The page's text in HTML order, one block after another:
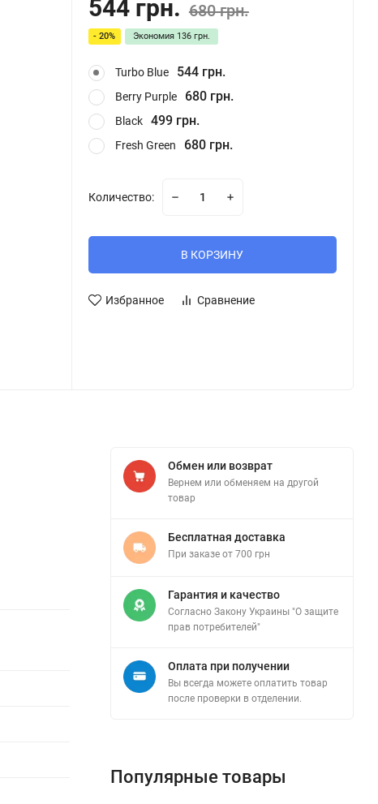
544 грн. 680 грн.
- 20% Экономия 136 грн.
Turbo Blue 544 грн.
Berry Purple 680 грн.
Black 499 грн.
Fresh Green 680 грн.
Количество:
В КОРЗИНУ
Избранное Сравнение
Обмен или возврат
Вернем или обменяем на другой
товар
Бесплатная доставка
При заказе от 700 грн
Гарантия и качество
Согласно Закону Украины "О защите
прав потребителей"
Оплата при получении
Вы всегда можете оплатить товар
после проверки в отделении.
Популярные товары